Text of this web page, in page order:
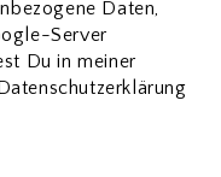
Daten,
Server
Du in meiner